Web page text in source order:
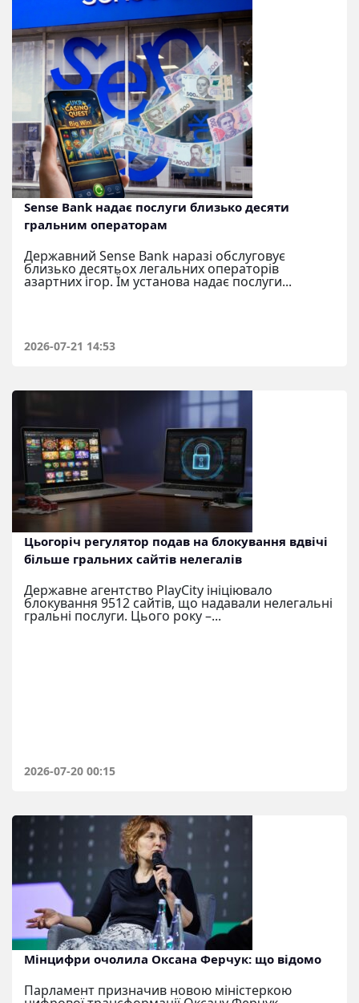
Sense Bank надає послуги близько десяти
гральним операторам
Державний Sense Bank наразі обслуговує
близько десятьох легальних операторів
азартних ігор. Їм установа надає послуги...
2026-07-21 14:53
Цьогоріч регулятор подав на блокування вдвічі
більше гральних сайтів нелегалів
Державне агентство PlayCity ініціювало
блокування 9512 сайтів, що надавали нелегальні
гральні послуги. Цього року –...
2026-07-20 00:15
Мінцифри очолила Оксана Ферчук: що відомо
Парламент призначив новою міністеркою